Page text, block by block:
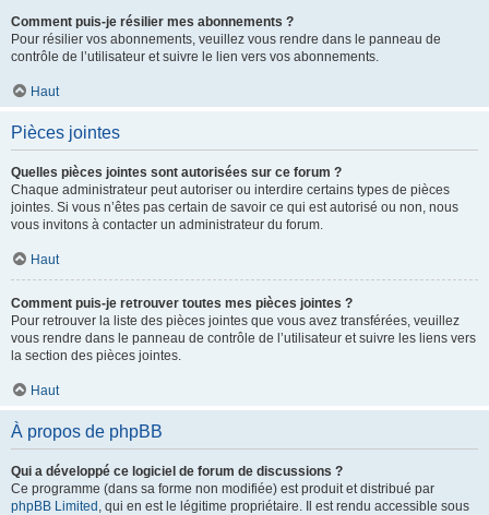
Comment puis-je résilier mes abonnements ?
Pour résilier vos abonnements, veuillez vous rendre dans le panneau de
contrôle de l’utilisateur et suivre le lien vers vos abonnements.
Haut
Pièces jointes
Quelles pièces jointes sont autorisées sur ce forum ?
Chaque administrateur peut autoriser ou interdire certains types de pièces
jointes. Si vous n’êtes pas certain de savoir ce qui est autorisé ou non, nous
vous invitons à contacter un administrateur du forum.
Haut
Comment puis-je retrouver toutes mes pièces jointes ?
Pour retrouver la liste des pièces jointes que vous avez transférées, veuillez
vous rendre dans le panneau de contrôle de l’utilisateur et suivre les liens vers
la section des pièces jointes.
Haut
À propos de phpBB
Qui a développé ce logiciel de forum de discussions ?
Ce programme (dans sa forme non modifiée) est produit et distribué par
phpBB Limited , qui en est le légitime propriétaire. Il est rendu accessible sous